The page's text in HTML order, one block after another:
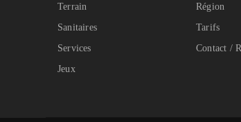
Terrain
Sanitaires
Services
Jeux
Région
Tarifs
Contact /